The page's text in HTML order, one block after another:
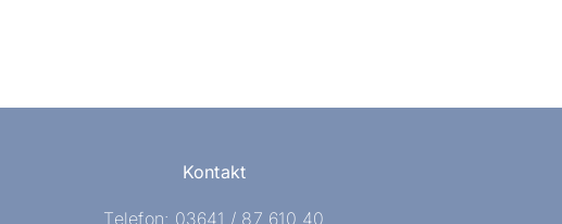
Kontakt
Telefon: 03641 / 87 610 40